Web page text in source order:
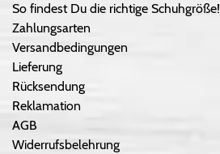
So findest Du die richtige Schuhgröße!
Zahlungsarten
Versandbedingungen
Lieferung
Rücksendung
Reklamation
AGB
Widerrufsbelehrung